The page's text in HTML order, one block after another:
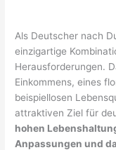
Als Deutscher nach
einzigartige
Herausforderungen.
Einkommens, eines
beispiellosen
attraktiven Ziel für
hohen
Anpassungen und